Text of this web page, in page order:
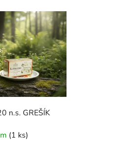
n.s. GREŠÍK
(1 ks)